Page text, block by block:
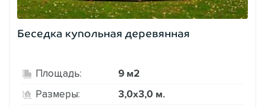
Беседка купольная деревянная
Площадь: 9 м2
Размеры: 3,0х3,0 м.